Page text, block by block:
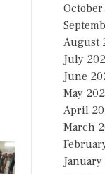
August
July
June
May
April
March